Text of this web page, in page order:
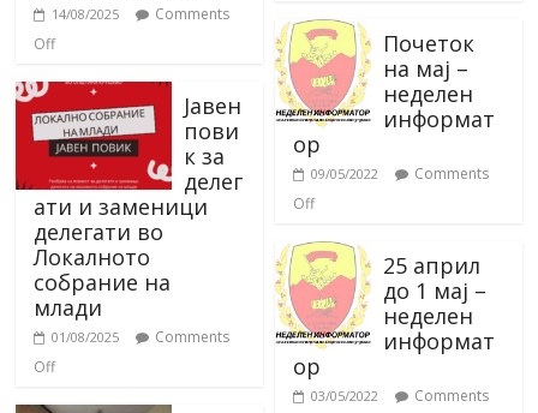
14/08/2025
Comments
Off
Јавен
пови
к за
делег
ати и заменици
делегати во
Локалното
собрание на
млади
01/08/2025
Comments
Off
Почеток
на мај –
неделен
информат
ор
09/05/2022
Comments
Off
25 април
до 1 мај –
неделен
информат
ор
03/05/2022
Comments